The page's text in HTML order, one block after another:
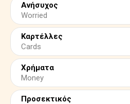
Ανήσυχος
Worried
Καρτέλλες
Cards
Χρήματα
Money
Προσεκτικός